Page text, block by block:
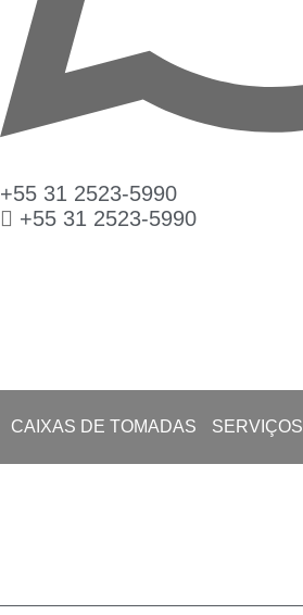
+55 31 2523-5990
+55 31 2523-5990
CAIXAS DE TOMADAS SERVIÇOS